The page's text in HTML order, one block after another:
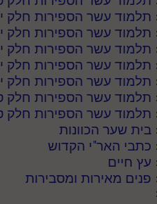
תלמוד עשר הספירות חלק י
תלמוד עשר הספירות חלק
תלמוד עשר הספירות חלק
תלמוד עשר הספירות חלק
תלמוד עשר הספירות חלק
תלמוד עשר הספירות חלק
תלמוד עשר הספירות חלק
בית שער הכוונות
כתבי האר"י הקדוש
עץ חיים
פנים מאירות ומסבירות